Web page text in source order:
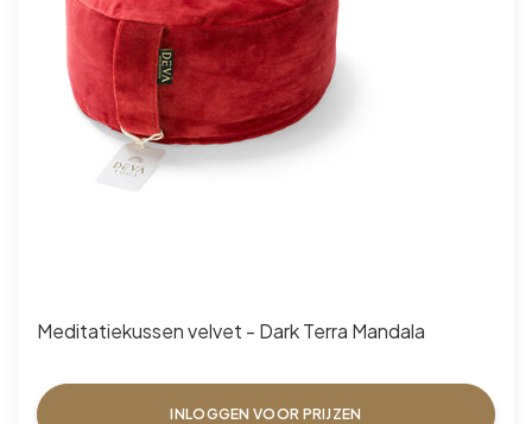
Meditatiekussen velvet - Dark Terra Mandala
INLOGGEN VOOR PRIJZEN